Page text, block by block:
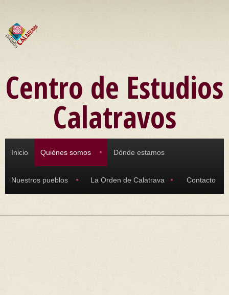
Centro de Estudios
Calatravos
Inicio Quiénes somos Dónde estamos
Nuestros pueblos La Orden de Calatrava Contacto